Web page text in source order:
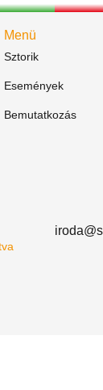
Menü
Sztorik
Események
Bemutatkozás